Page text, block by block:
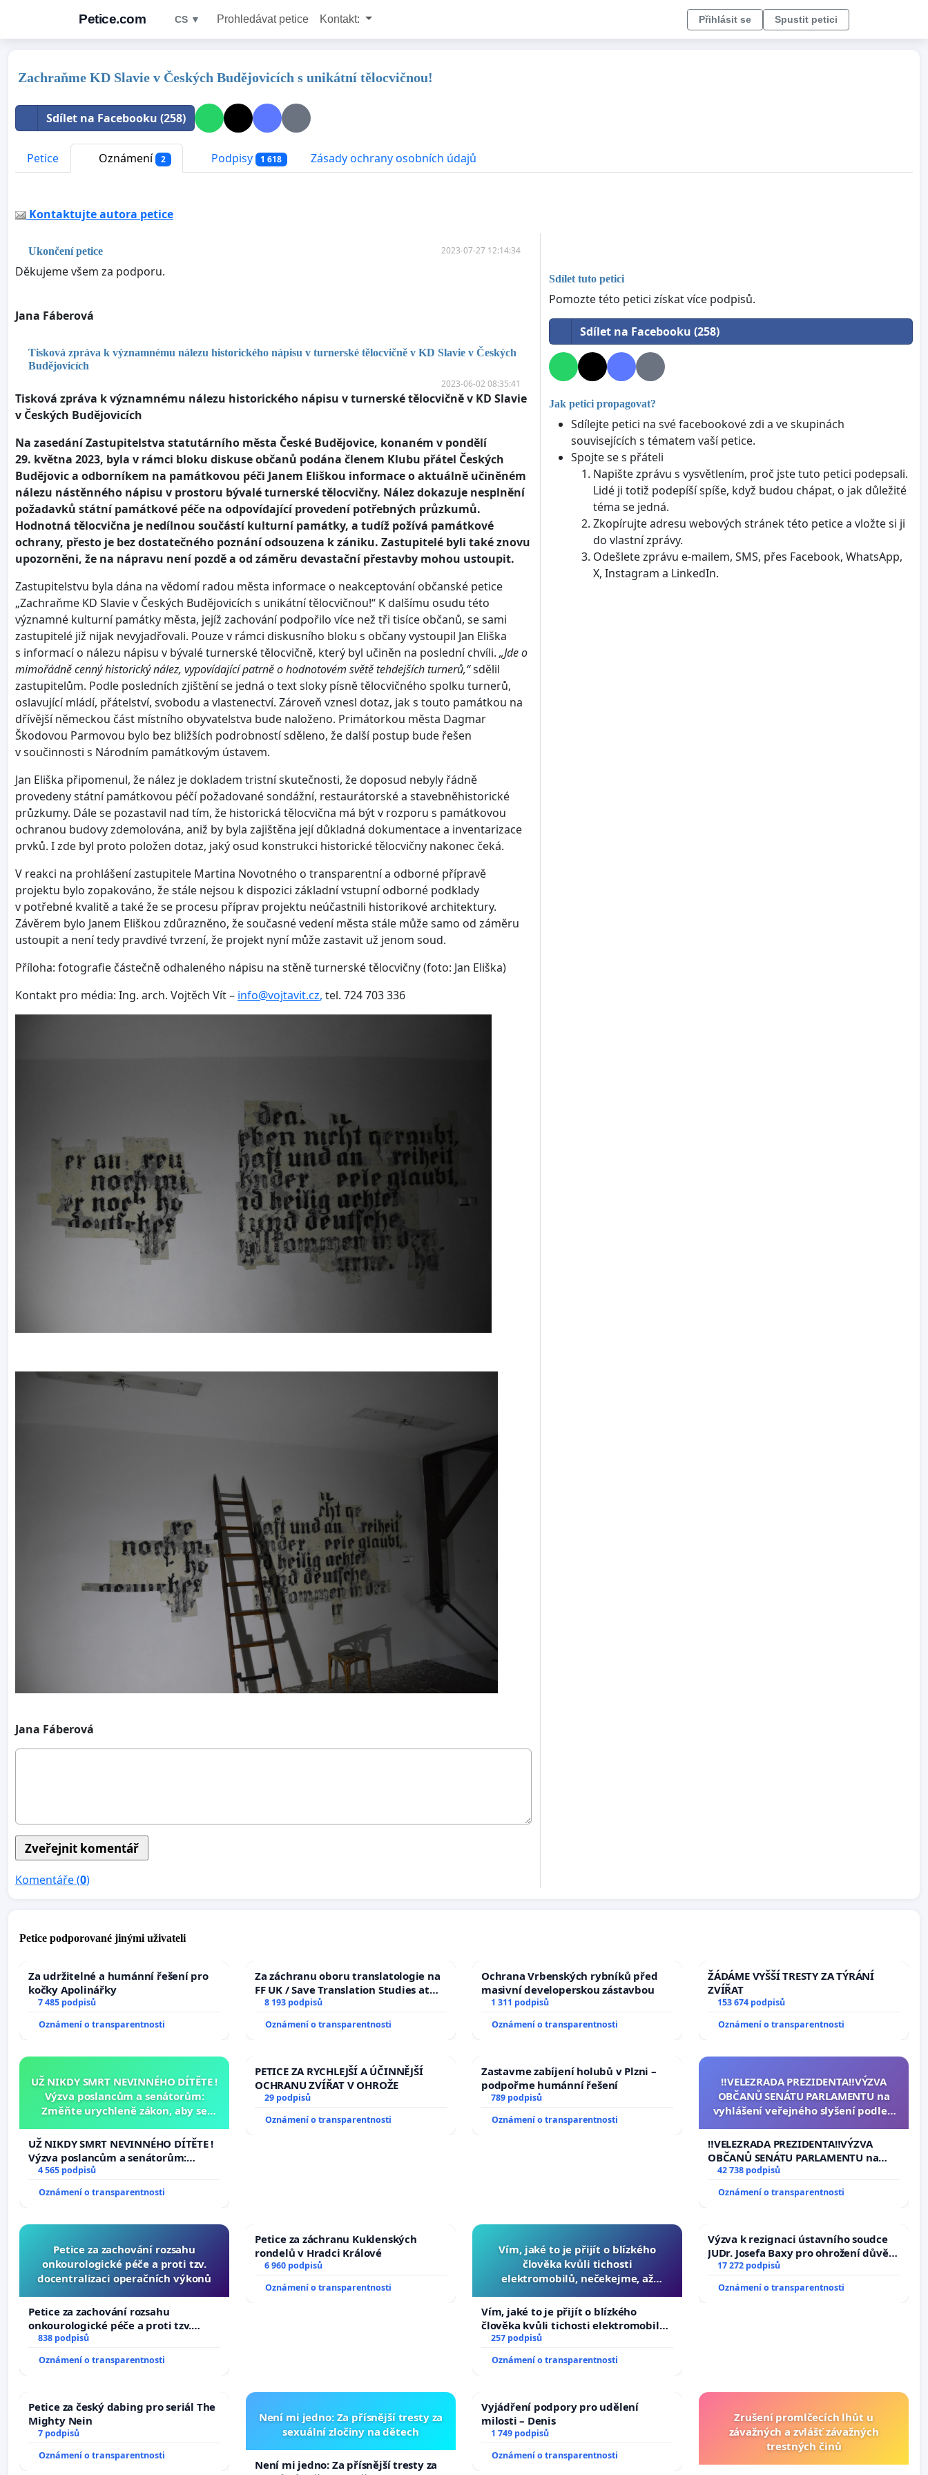
Petice.com CS ▼ Prohledávat petice Kontakt: Přihlásit se Spustit petici
Zachraňme KD Slavie v Českých Budějovicích s unikátní tělocvičnou!
Sdílet na Facebooku (258)
Petice Oznámení 2 Podpisy 1 618 Zásady ochrany osobních údajů
Kontaktujte autora petice
Ukončení petice 2023-07-27 12:14:34
Děkujeme všem za podporu.
Jana Fáberová
Tisková zpráva k významnému nálezu historického nápisu v turnerské tělocvičně v KD Slavie v Českých
Budějovicích
2023-06-02 08:35:41
Tisková zpráva k významnému nálezu historického nápisu v turnerské tělocvičně v KD Slavie
v Českých Budějovicích
Na zasedání Zastupitelstva statutárního města České Budějovice, konaném v pondělí
29. května 2023, byla v rámci bloku diskuse občanů podána členem Klubu přátel Českých
Budějovic a odborníkem na památkovou péči Janem Eliškou informace o aktuálně učiněném
nálezu nástěnného nápisu v prostoru bývalé turnerské tělocvičny. Nález dokazuje nesplnění
požadavků státní památkové péče na odpovídající provedení potřebných průzkumů.
Hodnotná tělocvična je nedílnou součástí kulturní památky, a tudíž požívá památkové
ochrany, přesto je bez dostatečného poznání odsouzena k zániku. Zastupitelé byli také znovu
upozorněni, že na nápravu není pozdě a od záměru devastační přestavby mohou ustoupit.
Zastupitelstvu byla dána na vědomí radou města informace o neakceptování občanské petice
„Zachraňme KD Slavie v Českých Budějovicích s unikátní tělocvičnou!“ K dalšímu osudu této
významné kulturní památky města, jejíž zachování podpořilo více než tři tisíce občanů, se sami
zastupitelé již nijak nevyjadřovali. Pouze v rámci diskusního bloku s občany vystoupil Jan Eliška
s informací o nálezu nápisu v bývalé turnerské tělocvičně, který byl učiněn na poslední chvíli. „Jde o
mimořádně cenný historický nález, vypovídající patrně o hodnotovém světě tehdejších turnerů,“sdělil
zastupitelům. Podle posledních zjištění se jedná o text sloky písně tělocvičného spolku turnerů,
oslavující mládí, přátelství, svobodu a vlastenectví. Zároveň vznesl dotaz, jak s touto památkou na
dřívější německou část místního obyvatelstva bude naloženo. Primátorkou města Dagmar
Škodovou Parmovou bylo bez bližších podrobností sděleno, že další postup bude řešen
v součinnosti s Národním památkovým ústavem.
Jan Eliška připomenul, že nález je dokladem tristní skutečnosti, že doposud nebyly řádně
provedeny státní památkovou péčí požadované sondážní, restaurátorské a stavebněhistorické
průzkumy. Dále se pozastavil nad tím, že historická tělocvična má být v rozporu s památkovou
ochranou budovy zdemolována, aniž by byla zajištěna její důkladná dokumentace a inventarizace
prvků. I zde byl proto položen dotaz, jaký osud konstrukci historické tělocvičny nakonec čeká.
V reakci na prohlášení zastupitele Martina Novotného o transparentní a odborné přípravě
projektu bylo zopakováno, že stále nejsou k dispozici základní vstupní odborné podklady
v potřebné kvalitě a také že se procesu příprav projektu neúčastnili historikové architektury.
Závěrem bylo Janem Eliškou zdůrazněno, že současné vedení města stále může samo od záměru
ustoupit a není tedy pravdivé tvrzení, že projekt nyní může zastavit už jenom soud.
Příloha: fotografie částečně odhaleného nápisu na stěně turnerské tělocvičny (foto: Jan Eliška)
Kontakt pro média: Ing. arch. Vojtěch Vít – info@vojtavit.cz, tel. 724 703 336
Jana Fáberová
Komentáře (0)
Sdílet tuto petici
Pomozte této petici získat více podpisů.
Sdílet na Facebooku (258)
Jak petici propagovat?
Sdílejte petici na své facebookové zdi a ve skupinách
souvisejících s tématem vaší petice.
Spojte se s přáteli
Napište zprávu s vysvětlením, proč jste tuto petici podepsali.
Lidé ji totiž podepíší spíše, když budou chápat, o jak důležité
téma se jedná.
Zkopírujte adresu webových stránek této petice a vložte si ji
do vlastní zprávy.
Odešlete zprávu e-mailem, SMS, přes Facebook, WhatsApp,
X, Instagram a LinkedIn.
Petice podporované jinými uživateli
Za udržitelné a humánní řešení pro
kočky Apolinářky
7 485 podpisů
Oznámení o transparentnosti
Za záchranu oboru translatologie na
FF UK / Save Translation Studies at
the Faculty of Arts, Charles
University
8 193 podpisů
Oznámení o transparentnosti
Ochrana Vrbenských rybníků před
masivní developerskou zástavbou
1 311 podpisů
Oznámení o transparentnosti
ŽÁDÁME VYŠŠÍ TRESTY ZA TÝRÁNÍ
ZVÍŘAT
153 674 podpisů
Oznámení o transparentnosti
UŽ NIKDY SMRT NEVINNÉHO DÍTĚTE !
Výzva poslancům a senátorům:
Změňte urychleně zákon, aby se
opakovat!
UŽ NIKDY SMRT NEVINNÉHO DÍTĚTE !
Výzva poslancům a senátorům:
Změňte urychleně zákon, aby se
tragédie malé Viktorky už nemohla
opakovat!
4 565 podpisů
Oznámení o transparentnosti
PETICE ZA RYCHLEJŠÍ A ÚČINNĚJŠÍ
OCHRANU ZVÍŘAT V OHROŽE
29 podpisů
Oznámení o transparentnosti
Zastavme zabíjení holubů v Plzni –
podpořme humánní řešení
789 podpisů
Oznámení o transparentnosti
‼️VELEZRADA PREZIDENTA‼️VÝZVA
OBČANŮ SENÁTU PARLAMENTU na
vyhlášení veřejného slyšení podle §
na přijetí usnesení k podání ústavní
žaloby na prezidenta republiky
‼️VELEZRADA PREZIDENTA‼️VÝZVA
OBČANŮ SENÁTU PARLAMENTU na
vyhlášení veřejného slyšení podle §
144 jednacího řádu Senátu k návrhu
na přijetí usnesení k podání ústavní
42 738 podpisů
Oznámení o transparentnosti
Petice za zachování rozsahu
onkourologické péče a proti tzv.
docentralizaci operačních výkonů
Petice za zachování rozsahu
onkourologické péče a proti tzv.
docentralizaci operačních výkonů
838 podpisů
Oznámení o transparentnosti
Petice za záchranu Kuklenských
rondelů v Hradci Králové
6 960 podpisů
Oznámení o transparentnosti
Vím, jaké to je přijít o blízkého
člověka kvůli tichosti
elektromobilů, nečekejme, až
auta!
Vím, jaké to je přijít o blízkého
člověka kvůli tichosti elektromobilů,
nečekejme, až přibydou další,
zaveďme slyšitelná auta!
257 podpisů
Oznámení o transparentnosti
Výzva k rezignaci ústavního soudce
JUDr. Josefa Baxy pro ohrožení důvěry
ve spravedlivý proces
17 272 podpisů
Oznámení o transparentnosti
Petice za český dabing pro seriál The
Mighty Nein
7 podpisů
Oznámení o transparentnosti
Není mi jedno: Za přísnější tresty za
sexuální zločiny na dětech
Není mi jedno: Za přísnější tresty za
Vyjádření podpory pro udělení
milosti – Denis
1 749 podpisů
Oznámení o transparentnosti
Zrušení promlčecích lhůt u
závažných a zvlášť závažných
trestných činů